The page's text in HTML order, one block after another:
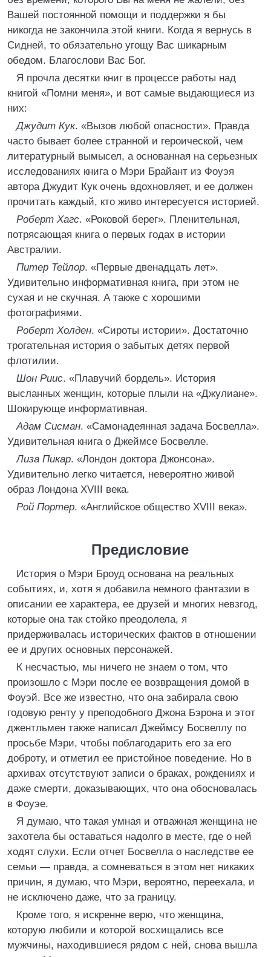
Вашей постоянной помощи и поддержки я бы
никогда не закончила этой книги. Когда я вернусь в
Сидней, то обязательно угощу Вас шикарным
обедом. Благослови Вас Бог.
Я прочла десятки книг в процессе работы над
книгой «Помни меня», и вот самые выдающиеся из
них:
Джудит Кук. «Вызов любой опасности». Правда
часто бывает более странной и героической, чем
литературный вымысел, а основанная на серьезных
исследованиях книга о Мэри Брайант из Фоуэя
автора Джудит Кук очень вдохновляет, и ее должен
прочитать каждый, кто живо интересуется историей.
Роберт Хагс. «Роковой берег». Пленительная,
потрясающая книга о первых годах в истории
Австралии.
Питер Тейлор. «Первые двенадцать лет».
Удивительно информативная книга, при этом не
сухая и не скучная. А также с хорошими
фотографиями.
Роберт Холден. «Сироты истории». Достаточно
трогательная история о забытых детях первой
флотилии.
Шон Риис. «Плавучий бордель». История
высланных женщин, которые плыли на «Джулиане».
Шокирующе информативная.
Адам Сисман. «Самонадеянная задача Босвелла».
Удивительная книга о Джеймсе Босвелле.
Лиза Пикар. «Лондон доктора Джонсона».
Удивительно легко читается, невероятно живой
образ Лондона XVIII века.
Рой Портер. «Английское общество XVIII века».
Предисловие
История о Мэри Броуд основана на реальных
событиях, и, хотя я добавила немного фантазии в
описании ее характера, ее друзей и многих невзгод,
которые она так стойко преодолела, я
придерживалась исторических фактов в отношении
ее и других основных персонажей.
К несчастью, мы ничего не знаем о том, что
произошло с Мэри после ее возвращения домой в
Фоуэй. Все же известно, что она забирала свою
годовую ренту у преподобного Джона Бэрона и этот
джентльмен также написал Джеймсу Босвеллу по
просьбе Мэри, чтобы поблагодарить его за его
доброту, и отметил ее пристойное поведение. Но в
архивах отсутствуют записи о браках, рождениях и
даже смерти, доказывающих, что она обосновалась
в Фоуэе.
Я думаю, что такая умная и отважная женщина не
захотела бы оставаться надолго в месте, где о ней
ходят слухи. Если отчет Босвелла о наследстве ее
семьи — правда, а сомневаться в этом нет никаких
причин, я думаю, что Мэри, вероятно, переехала, и
не исключено даже, что за границу.
Кроме того, я искренне верю, что женщина,
которую любили и которой восхищались все
мужчины, находившиеся рядом с ней, снова вышла